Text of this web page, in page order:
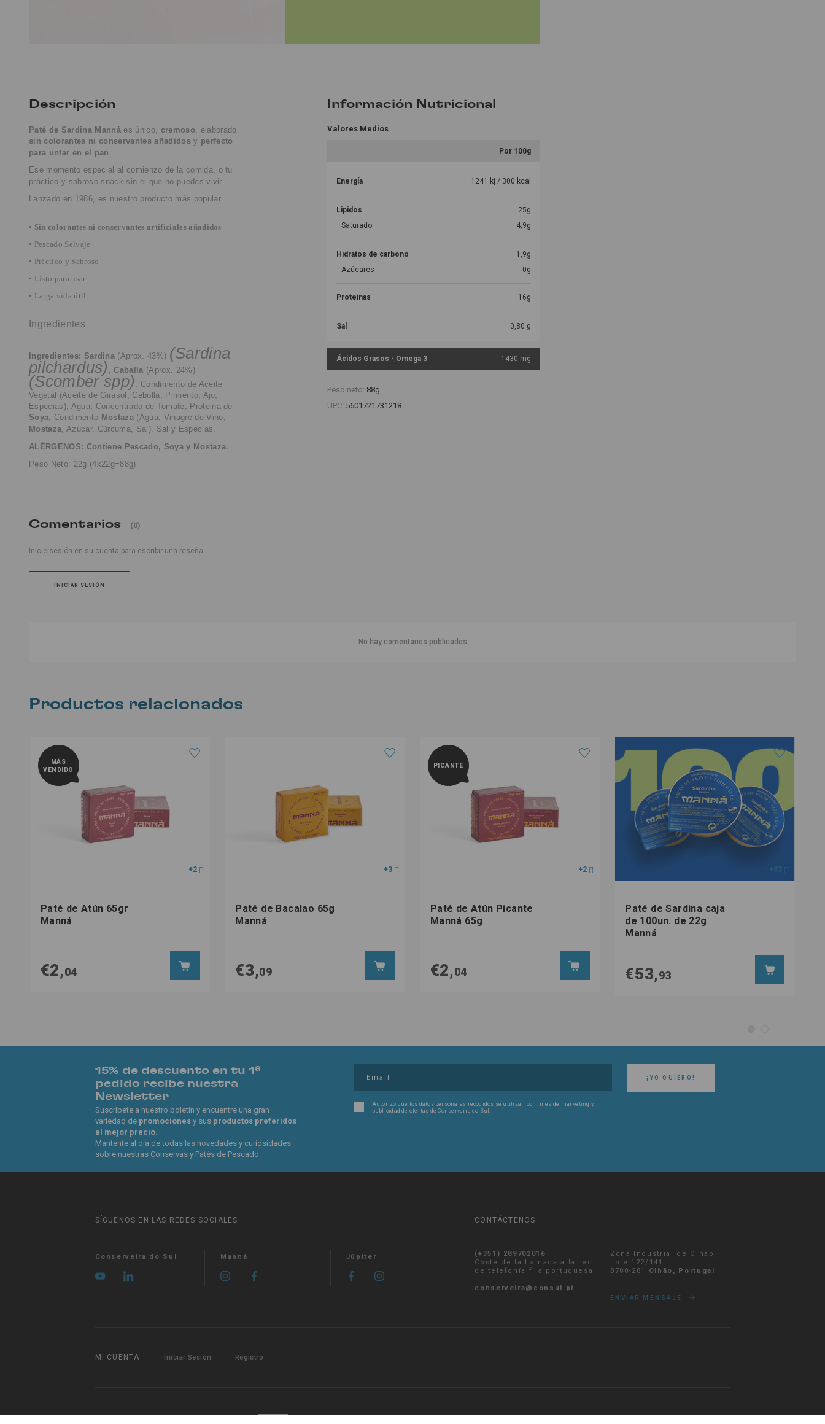
Descripción
Paté de Sardina Mannáes único, cremoso, elaborado
sin colorantes ni conservantes añadidosy perfecto
para untar en el pan .
Ese momento especial al comienzo de la comida, o tu
práctico y sabroso snack sin el que no puedes vivir.
Lanzado en 1986, es nuestro producto más popular.
• Sin colorantes ni conservantes artificiales añadidos
• Pescado Selvaje
• Práctico y Sabroso
• Listo para usar
• Larga vida útil
Ingredientes
Ingredientes: Sardina(Aprox. 43%) (Sardina
pilchardus) ,Caballa (Aprox. 24%)
(Scomber spp) , Condimento de Aceite
Vegetal (Aceite de Girasol, Cebolla, Pimiento, Ajo,
Especias), Agua, Concentrado de Tomate, Proteina de
Soya, Condimento Mostaza(Agua, Vinagre de Vino,
Mostaza, Azúcar, Cúrcuma, Sal), Sal y Especias.
ALÉRGENOS: Contiene Pescado, Soya y Mostaza.
Peso Neto: 22g (4x22g=88g)
Información Nutricional
Valores Medios
Por 100g
Energía 1241 kj / 300 kcal
Lipidos
25g
Saturado
4,9g
Hidratos de carbono
1,9g
Azúcares
0g
Proteinas 16g
Sal 0,80 g
Ácidos Grasos - Omega 3 1430 mg
Peso neto: 88g
UPC: 5601721731218
Comentarios (0)
Inicie sesión en su cuenta para escribir una reseña.
INICIAR SESIÓN
No hay comentarios publicados
Productos relacionados
MÁS
VENDIDO
+2
Paté de Atún 65gr
Manná
€2,04
+3
Paté de Bacalao 65g
Manná
€3,09
PICANTE
+2
Paté de Atún Picante
Manná 65g
€2,04
+53
Paté de Sardina caja
de 100un. de 22g
Manná
€53,93
15% de descuento en tu 1ª
pedido recibe nuestra
Newsletter
Suscríbete a nuestro boletín y encuentre una gran
variedad de promocionesy sus productos preferidos
al mejor precio.
Mantente al día de todas las novedades y curiosidades
sobre nuestras Conservas y Patés de Pescado.
¡YO QUIERO!
Autorizo ​​que los datos personales recogidos se utilizan con fines de marketing y
publicidad de ofertas de Conserveira do Sul.
SÍGUENOS EN LAS REDES SOCIALES
Conserveira do Sul Manná Júpiter
CONTÁCTENOS
(+351) 289702016
Coste de la llamada a la red
de telefonía fija portuguesa
conserveira@consul.pt
Zona Industrial de Olhão,
Lote 122/141
8700-281 Olhão, Portugal
ENVIAR MENSAJE
MI CUENTA Iniciar Sesión Registro